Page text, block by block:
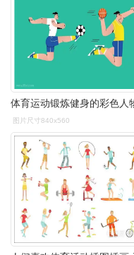
图片尺寸840x560